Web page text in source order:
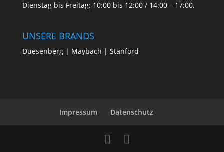
Dienstag bis Freitag: 10:00 bis 12:00 / 14:00 – 17:00.
UNSERE BRANDS
Duesenberg | Maybach | Stanford
Impressum Datenschutz